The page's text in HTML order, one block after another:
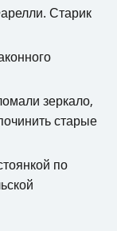
Старик
зеркало,
старые
по